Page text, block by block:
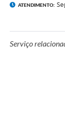
ATENDIMENTO:
Serviço